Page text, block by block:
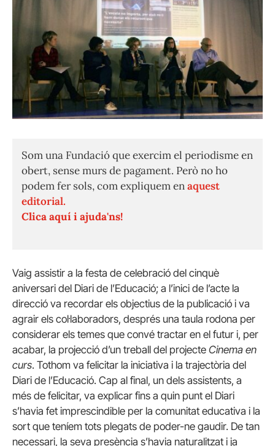
Som una Fundació que exercim el periodisme en
obert, sense murs de pagament. Però no ho
podem fer sols, com expliquem enaquest
editorial.
Clica aquí i ajuda'ns!
Vaig assistir a la festa de celebració del cinquè
aniversari del Diari de l’Educació; a l’inici de l’acte la
direcció va recordar els objectius de la publicació i va
agrair els col·laboradors, després una taula rodona per
considerar els temes que convé tractar en el futur i, per
acabar, la projecció d’un treball del projecte Cinema en
curs. Tothom va felicitar la iniciativa i la trajectòria del
Diari de l’Educació. Cap al final, un dels assistents, a
més de felicitar, va explicar fins a quin punt el Diari
s’havia fet imprescindible per la comunitat educativa i la
sort que teníem tots plegats de poder-ne gaudir. De tan
necessari, la seva presència s’havia naturalitzat i ja